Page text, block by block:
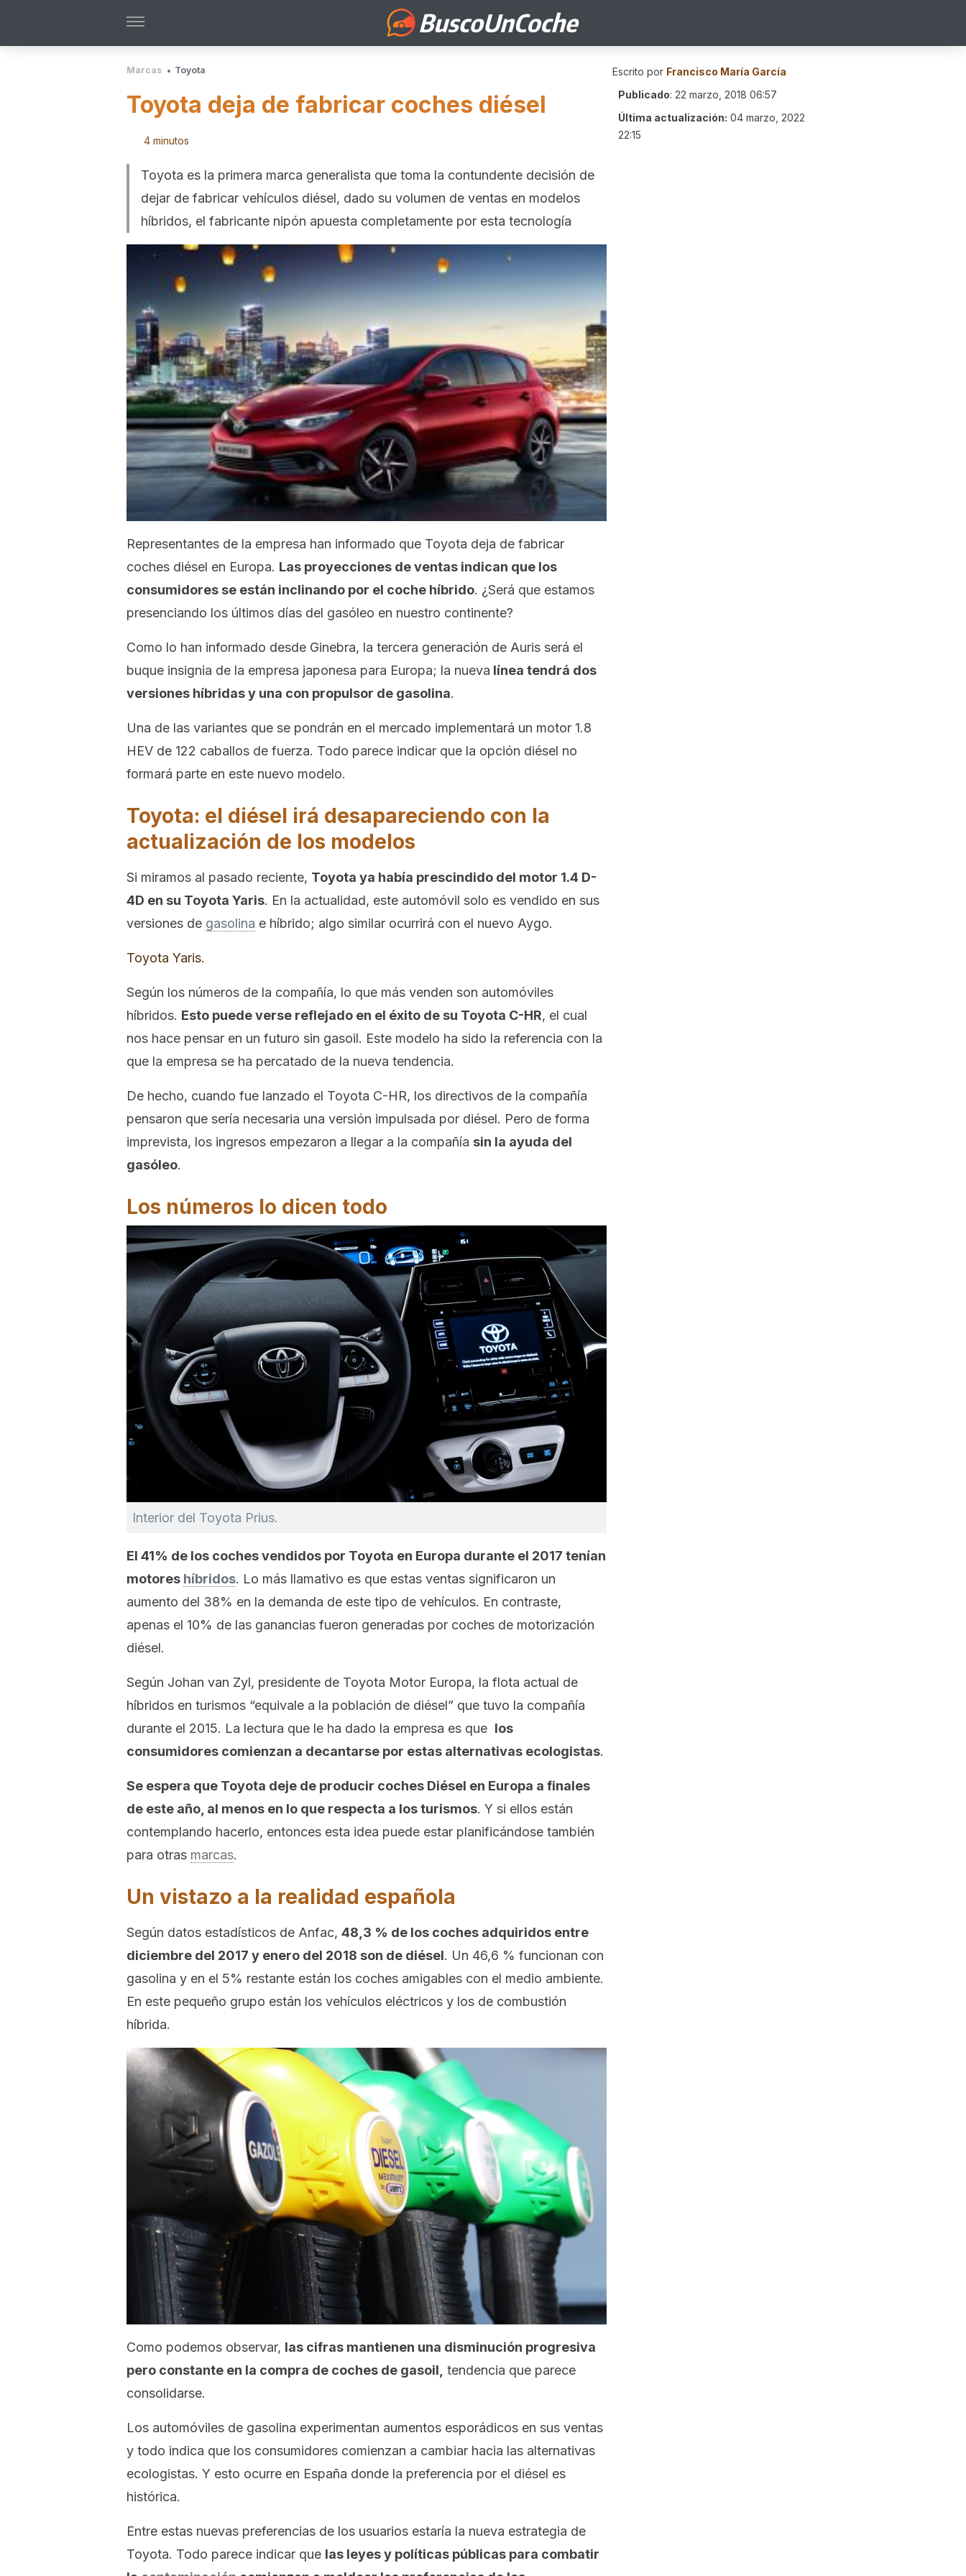
Marcas Toyota
Toyota deja de fabricar coches diésel
4 minutos
Toyota es la primera marca generalista que toma la contundente decisión de
dejar de fabricar vehículos diésel, dado su volumen de ventas en modelos
híbridos, el fabricante nipón apuesta completamente por esta tecnología
Representantes de la empresa han informado que Toyota deja de fabricar
coches diésel en Europa. Las proyecciones de ventas indican que los
consumidores se están inclinando por el coche híbrido. ¿Será que estamos
presenciando los últimos días del gasóleo en nuestro continente?
Como lo han informado desde Ginebra, la tercera generación de Auris será el
buque insignia de la empresa japonesa para Europa; la nueva línea tendrá dos
versiones híbridas y una con propulsor de gasolina.
Una de las variantes que se pondrán en el mercado implementará un motor 1.8
HEV de 122 caballos de fuerza. Todo parece indicar que la opción diésel no
formará parte en este nuevo modelo.
Toyota: el diésel irá desapareciendo con la
actualización de los modelos
Si miramos al pasado reciente, Toyota ya había prescindido del motor 1.4 D-
4D en su Toyota Yaris. En la actualidad, este automóvil solo es vendido en sus
versiones de gasolina e híbrido; algo similar ocurrirá con el nuevo Aygo.
Toyota Yaris.
Según los números de la compañía, lo que más venden son automóviles
híbridos. Esto puede verse reflejado en el éxito de su Toyota C-HR, el cual
nos hace pensar en un futuro sin gasoil. Este modelo ha sido la referencia con la
que la empresa se ha percatado de la nueva tendencia.
De hecho, cuando fue lanzado el Toyota C-HR, los directivos de la compañía
pensaron que sería necesaria una versión impulsada por diésel. Pero de forma
imprevista, los ingresos empezaron a llegar a la compañía sin la ayuda del
gasóleo.
Los números lo dicen todo
Interior del Toyota Prius.
El 41% de los coches vendidos por Toyota en Europa durante el 2017 tenían
motores híbridos. Lo más llamativo es que estas ventas significaron un
aumento del 38% en la demanda de este tipo de vehículos. En contraste,
apenas el 10% de las ganancias fueron generadas por coches de motorización
diésel.
Según Johan van Zyl, presidente de Toyota Motor Europa, la flota actual de
híbridos en turismos “equivale a la población de diésel” que tuvo la compañía
durante el 2015. La lectura que le ha dado la empresa es que los
consumidores comienzan a decantarse por estas alternativas ecologistas.
Se espera que Toyota deje de producir coches Diésel en Europa a finales
de este año, al menos en lo que respecta a los turismos. Y si ellos están
contemplando hacerlo, entonces esta idea puede estar planificándose también
para otras marcas.
Un vistazo a la realidad española
Según datos estadísticos de Anfac, 48,3 % de los coches adquiridos entre
diciembre del 2017 y enero del 2018 son de diésel. Un 46,6 % funcionan con
gasolina y en el 5% restante están los coches amigables con el medio ambiente.
En este pequeño grupo están los vehículos eléctricos y los de combustión
híbrida.
Como podemos observar, las cifras mantienen una disminución progresiva
pero constante en la compra de coches de gasoil, tendencia que parece
consolidarse.
Los automóviles de gasolina experimentan aumentos esporádicos en sus ventas
y todo indica que los consumidores comienzan a cambiar hacia las alternativas
ecologistas. Y esto ocurre en España donde la preferencia por el diésel es
histórica.
Entre estas nuevas preferencias de los usuarios estaría la nueva estrategia de
Toyota. Todo parece indicar que las leyes y políticas públicas para combatir
Escrito por Francisco María García
Publicado: 22 marzo, 2018 06:57
Última actualización: 04 marzo, 2022
22:15